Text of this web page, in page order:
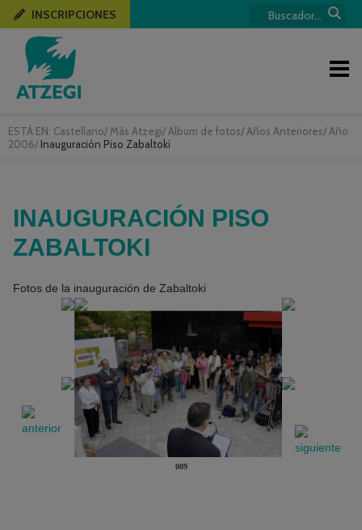
ESTÁ EN: Castellano/ Más Atzegi/ Album de fotos/ Años Anteriores/ Año
2006/ Inauguración Piso Zabaltoki
INSCRIPCIONES
INAUGURACIÓN PISO
ZABALTOKI
Fotos de la inauguración de Zabaltoki
009